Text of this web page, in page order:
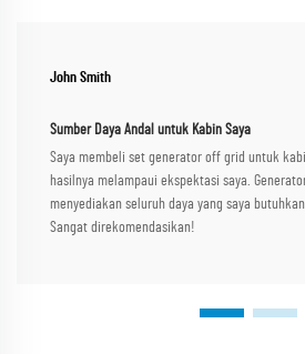
John Smith
Sumber Daya Andal untuk Kabin Saya
Saya membeli set generator off grid untuk
hasilnya melampaui ekspektasi saya.
menyediakan seluruh daya yang saya
Sangat direkomendasikan!